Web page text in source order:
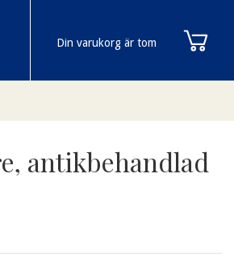
Din varukorg är tom
antikbehandlad